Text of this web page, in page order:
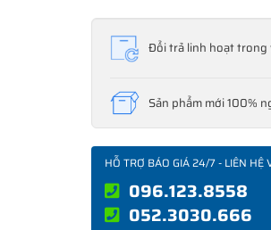
Đổi trả linh hoạt trong
Sản phẩm mới 100%
HỖ TRỢ BÁO GIÁ 24/7 - LIÊN HỆ
096.123.8558
052.3030.666